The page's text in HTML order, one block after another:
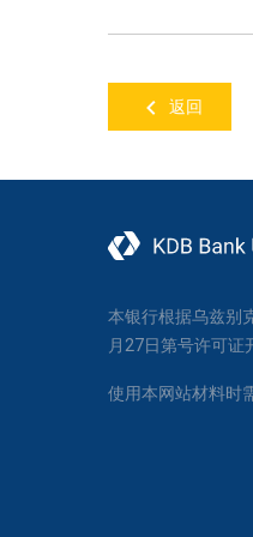
返回
本银行根据乌兹别
月27日第号许可证
使用本网站材料时